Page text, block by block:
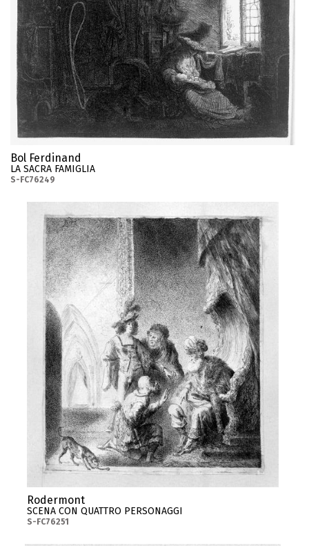
Bol Ferdinand
LA SACRA FAMIGLIA
S-FC76249
Rodermont
SCENA CON QUATTRO PERSONAGGI
S-FC76251